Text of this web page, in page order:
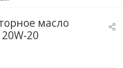
масло
20